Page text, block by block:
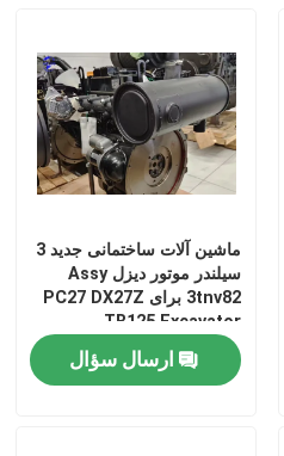
ماشین آلات ساختمانی جدید 3
سیلندر موتور دیزل Assy
3tnv82 برای PC27 DX27Z
TB125 Excavator
ارسال سؤال